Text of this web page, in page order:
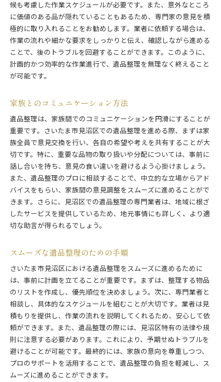
候も考慮した作業スケジュールが必要です。また、意外なところ
に価値のある品が隠れていることもあるため、専門家の意見を積
極的に取り入れることをお勧めします。業者に依頼する場合は、
作業の流れや細かな要求をしっかりと伝え、確認しながら進める
ことで、後のトラブルを回避することができます。このように、
計画的かつ効率的な作業進行で、遺品整理を無理なく終えること
が可能です。
家族とのコミュニケーション方法
遺品整理は、家族間でのコミュニケーションを円滑にすることが
重要です。さいたま市見沼区での遺品整理を進める際、まずは家
族全員で意見交換を行い、各自の希望や考えを共有することが大
切です。特に、重要な品物の取り扱いや分配については、事前に
話し合いを持ち、意見の食い違いを避けるよう心掛けましょう。
また、遺品整理のプロに相談することで、中立的な立場からアド
バイスをもらい、家族間の意見調整をスムーズに進めることがで
きます。さらに、見沼区での遺品整理の専門業者は、地域に根ざ
したサービスを提供しているため、地元事情にも詳しく、より適
切な助言が得られるでしょう。
スムーズな遺品整理のための手順
さいたま市見沼区における遺品整理をスムーズに進めるために
は、事前に計画を立てることが重要です。まずは、整理する物品
のリストを作成し、優先順位を決めましょう。次に、専門業者と
相談し、具体的なスケジュールを組むことが大切です。業者は見
積もりを提供し、作業の流れを説明してくれるため、安心して依
頼ができます。また、遺品整理の際には、見沼区特有の法律や規
則に注意する必要があります。これにより、予期せぬトラブルを
避けることが可能です。最終的には、家族の意向を尊重しつつ、
プロのサポートを活用することで、遺品整理の負担を軽減し、ス
ムーズに進めることができます。